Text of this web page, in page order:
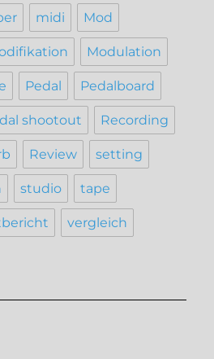
midi Mod
Modulation
Pedal Pedalboard
shootout Recording
Review setting
studio tape
vergleich